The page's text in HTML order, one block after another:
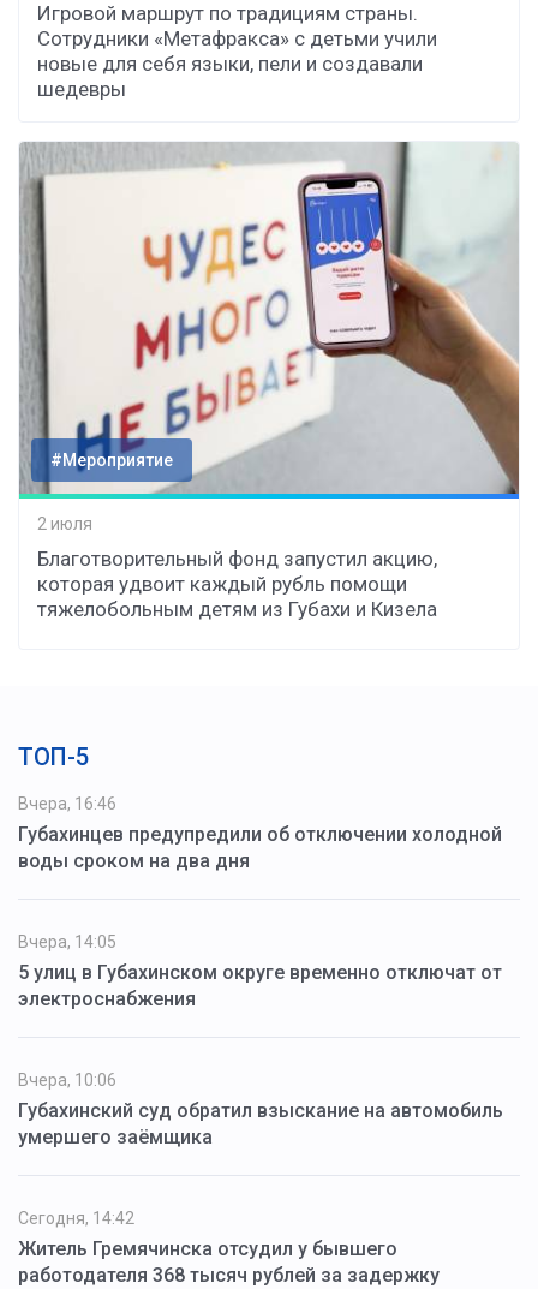
Игровой маршрут по традициям страны.
Сотрудники «Метафракса» с детьми учили
новые для себя языки, пели и создавали
шедевры
#Мероприятие
2 июля
Благотворительный фонд запустил акцию,
которая удвоит каждый рубль помощи
тяжелобольным детям из Губахи и Кизела
ТОП-5
Вчера, 16:46
Губахинцев предупредили об отключении холодной
воды сроком на два дня
Вчера, 14:05
5 улиц в Губахинском округе временно отключат от
электроснабжения
Вчера, 10:06
Губахинский суд обратил взыскание на автомобиль
умершего заёмщика
Сегодня, 14:42
Житель Гремячинска отсудил у бывшего
работодателя 368 тысяч рублей за задержку